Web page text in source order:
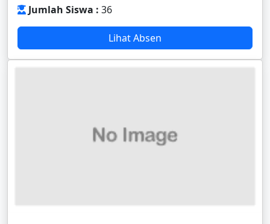
Jumlah Siswa : 36
Lihat Absen